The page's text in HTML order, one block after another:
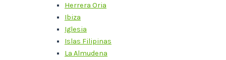
Herrera Oria
Ibiza
Iglesia
Islas Filipinas
La Almudena